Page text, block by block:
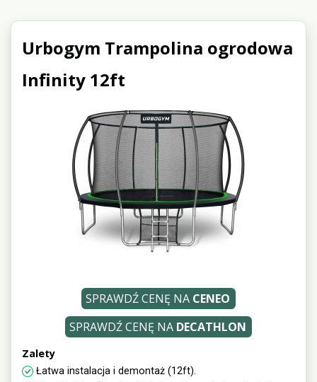
Urbogym Trampolina ogrodowa
Infinity 12ft
Zalety
Łatwa instalacja i demontaż (12ft).
SPRAWDŹ CENĘ NA CENEO
SPRAWDŹ CENĘ NA DECATHLON